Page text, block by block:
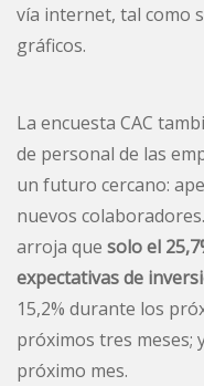
vía internet, tal como
gráficos.
La encuesta CAC
de personal de las
un futuro cercano:
nuevos
arroja que solo el
expectativas de
15,2% durante los
próximos tres meses;
próximo mes.